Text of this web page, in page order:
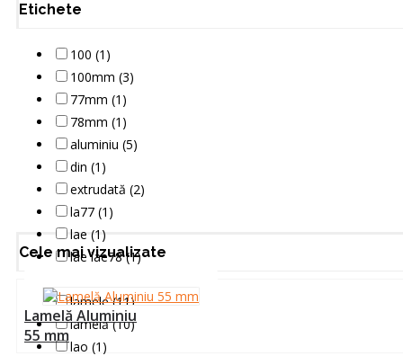
Etichete
100 (1)
100mm (3)
77mm (1)
78mm (1)
aluminiu (5)
din (1)
extrudată (2)
la77 (1)
lae (1)
lae lae78 (1)
lamele (11)
lamelă (10)
lao (1)
Cele mai vizualizate
Lamelă Aluminiu
55 mm